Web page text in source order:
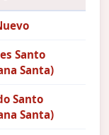
Santo
Santa)
Santo
Santa)